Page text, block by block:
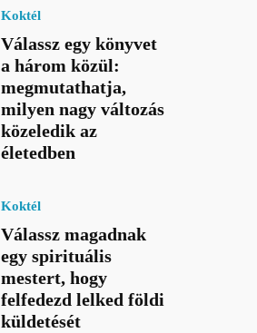
Koktél
Válassz egy könyvet
a három közül:
megmutathatja,
milyen nagy változás
közeledik az
életedben
Koktél
Válassz magadnak
egy spirituális
mestert, hogy
felfedezd lelked földi
küldetését